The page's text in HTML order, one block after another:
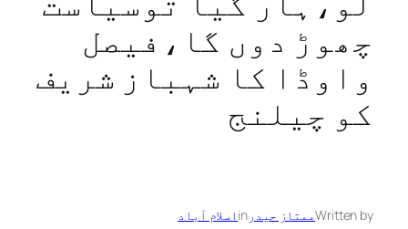
چھوڑ دوں گا،فیصل
واوڈا کا شہباز شریف
کو چیلنج
Written byممتاز حیدر in اسلام آباد